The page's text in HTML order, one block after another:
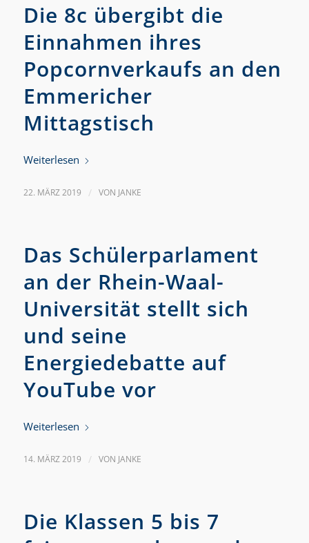
Die 8c übergibt die
Einnahmen ihres
Popcornverkaufs an den
Emmericher
Mittagstisch
Weiterlesen
22. MÄRZ 2019 / VON JANKE
Das Schülerparlament
an der Rhein-Waal-
Universität stellt sich
und seine
Energiedebatte auf
YouTube vor
Weiterlesen
14. MÄRZ 2019 / VON JANKE
Die Klassen 5 bis 7